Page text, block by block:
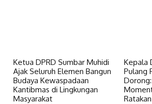
Ketua DPRD Sumbar Muhidi
Ajak Seluruh Elemen Bangun
Budaya Kewaspadaan
Kantibmas di Lingkungan
Masyarakat
Kepala
Pulang